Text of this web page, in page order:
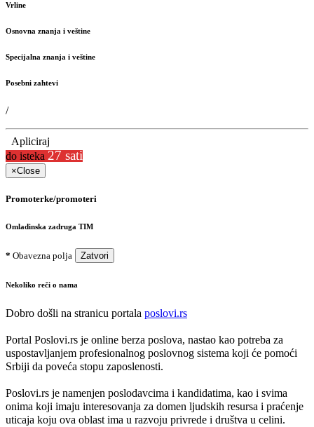
Vrline
Osnovna znanja i veštine
Specijalna znanja i veštine
Posebni zahtevi
/
Apliciraj
do isteka 27 sati
×Close
Promoterke/promoteri
Omladinska zadruga TIM
* Obavezna polja Zatvori
Nekoliko reči o nama
Dobro došli na stranicu portala poslovi.rs
Portal Poslovi.rs je online berza poslova, nastao kao potreba za
uspostavljanjem profesionalnog poslovnog sistema koji će pomoći
Srbiji da poveća stopu zaposlenosti.
Poslovi.rs je namenjen poslodavcima i kandidatima, kao i svima
onima koji imaju interesovanja za domen ljudskih resursa i praćenje
uticaja koju ova oblast ima u razvoju privrede i društva u celini.